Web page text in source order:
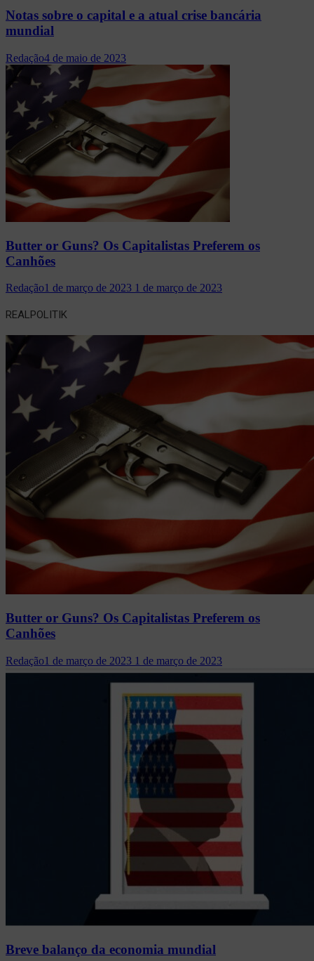
Notas sobre o capital e a atual crise bancária
mundial
Redação4 de maio de 2023
Butter or Guns? Os Capitalistas Preferem os
Canhões
Redação1 de março de 2023 1 de março de 2023
REALPOLITIK
Butter or Guns? Os Capitalistas Preferem os
Canhões
Redação1 de março de 2023 1 de março de 2023
Breve balanço da economia mundial